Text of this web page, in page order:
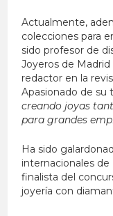
Actualmente,
colecciones para
sido profesor de
Joyeros de
redactor en la
Apasionado de su
creando joyas
para grandes
Ha sido
internacionales
finalista del
joyería con